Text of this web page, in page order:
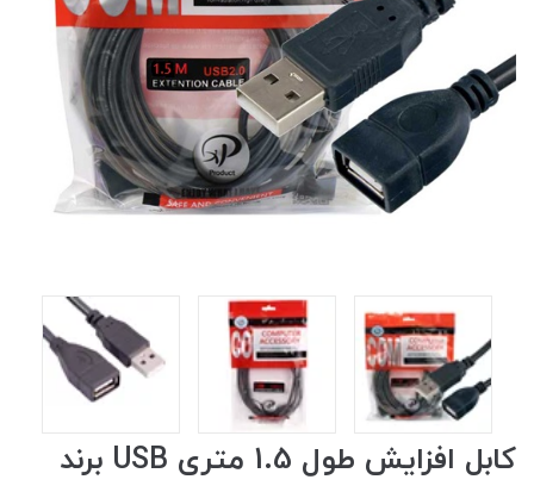
کابل افزایش طول 1.5 متری USB برند